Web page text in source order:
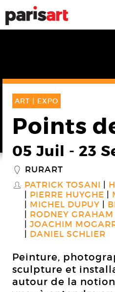
ART | EXPO
Points
05 Juil - 23
_ RURART
S PATRICK TOSANI
PIERRE HUYGHE
MICHEL DUPUY
RODNEY GRAHAM
JOACHIM
DANIEL SCHLIER
Peinture,
sculpture et
autour de la